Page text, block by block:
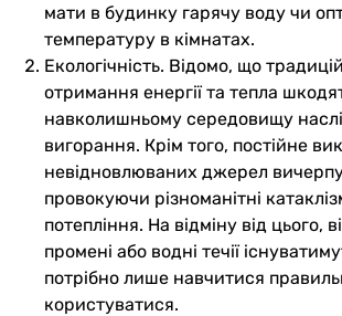
мати в будинку гарячу воду чи
температуру в кімнатах.
Екологічність. Відомо, що
отримання енергії та тепла
навколишньому середовищу
вигорання. Крім того, постійне
невідновлюваних джерел
провокуючи різноманітні
потепління. На відміну від цього,
промені або водні течії
потрібно лише навчитися
користуватися.